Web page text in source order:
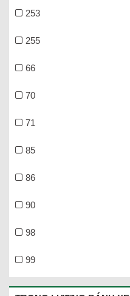
253
255
66
70
71
85
86
90
98
99